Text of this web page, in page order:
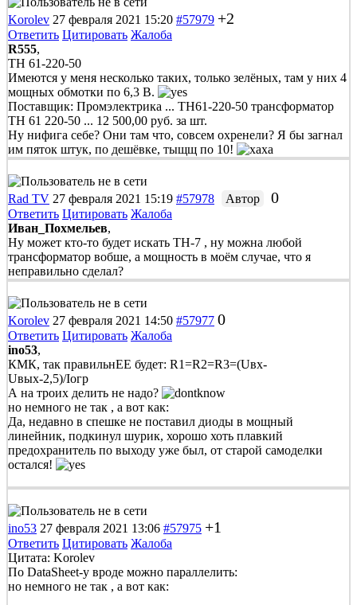
Korolev 27 февраля 2021 15:20 #57979 +2
Ответить Цитировать Жалоба
R555,
ТН 61-220-50
Имеются у меня несколько таких, только зелёных, там у них 4
мощных обмотки по 6,3 В.
Поставщик: Промэлектрика ... ТН61-220-50 трансформатор
ТН 61 220-50 ... 12 500,00 руб. за шт.
Ну нифига себе? Они там что, совсем охренели? Я бы загнал
им пяток штук, по дешёвке, тыщщ по 10!
Rad TV 27 февраля 2021 15:19 #57978 Автор 0
Ответить Цитировать Жалоба
Иван_Похмельев,
Ну может кто-то будет искать ТН-7 , ну можна любой
трансформатор вобше, а мощность в моём случае, что я
неправильно сделал?
Korolev 27 февраля 2021 14:50 #57977 0
Ответить Цитировать Жалоба
ino53,
КМК, так правильнЕЕ будет: R1=R2=R3=(Uвх-
Uвых-2,5)/Iогр
А на троих делить не надо?
но немного не так , а вот как:
Да, недавно в спешке не поставил диоды в мощный
линейник, подкинул шурик, хорошо хоть плавкий
предохранитель по выходу уже был, от старой самоделки
остался!
ino53 27 февраля 2021 13:06 #57975 +1
Ответить Цитировать Жалоба
Цитата: Korolev
По DataSheet-у вроде можно параллелить:
но немного не так , а вот как: